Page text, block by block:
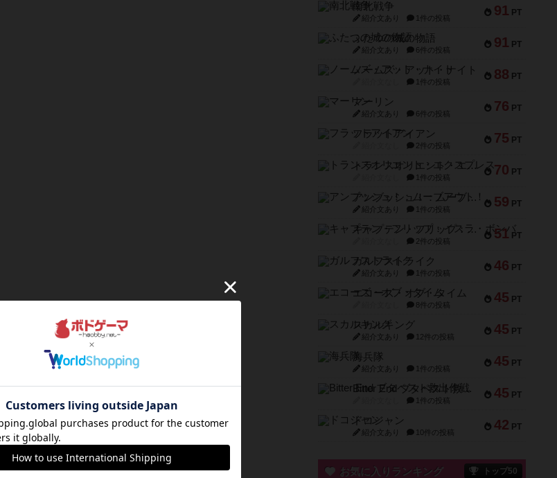
91 PT
南北戦争
紹介文あり 1件の投稿
91 PT
ふたつの城の物語
紹介文あり 6件の投稿
88 PT
ノームズ・アット・ナイト
1件の投稿
76 PT
マーリン
紹介文あり 6件の投稿
75 PT
フラットアイアン
2件の投稿
70 PT
トランスオリエント・エクスプレス
1件の投稿
59 PT
アンブッシュ！：ムーブアウト！
紹介文あり 1件の投稿
51 PT
キャプテン・フリップ：イスラ・ボンバ
2件の投稿
46 PT
ガルフストライク
紹介文あり 1件の投稿
45 PT
エコーズ・オブ・タイム
8件の投稿
45 PT
スカルキング
紹介文あり 12件の投稿
45 PT
海兵隊
紹介文あり 1件の投稿
45 PT
Bitter End ブタペスト救出作戦
1件の投稿
42 PT
ドコジャン
紹介文あり 10件の投稿
お気に入りランキング トップ50